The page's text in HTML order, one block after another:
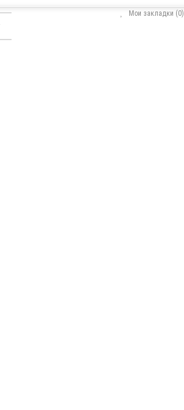
Мои закладки (0)